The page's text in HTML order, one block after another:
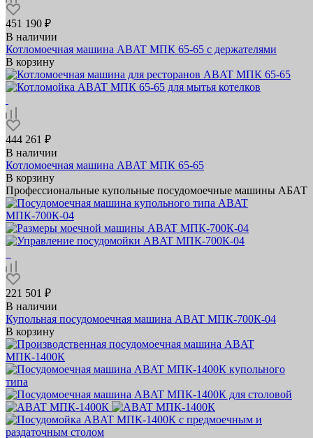
451 190 ₽
В наличии
Котломоечная машина ABAT МПК 65‑65 с держателями
В корзину
444 261 ₽
В наличии
Котломоечная машина ABAT МПК 65‑65
В корзину
Профессиональные купольные посудомоечные машины АБАТ
221 501 ₽
В наличии
Купольная посудомоечная машина ABAT МПК‑700К‑04
В корзину